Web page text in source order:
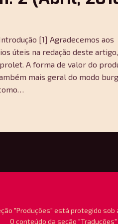
[1] Agradecemos aos
úteis na redação deste artigo,
A forma de valor do
mais geral do modo
"Produções" está protegido sob
O conteúdo da seção